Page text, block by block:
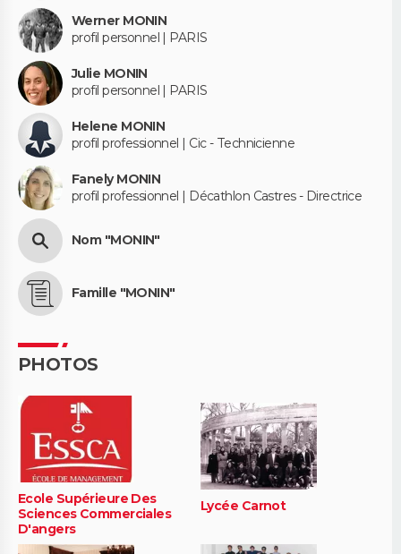
Werner MONIN
profil personnel | PARIS
Julie MONIN
profil personnel | PARIS
Helene MONIN
profil professionnel | Cic - Technicienne
Fanely MONIN
profil professionnel | Décathlon Castres - Directrice
Nom "MONIN"
Famille "MONIN"
PHOTOS
Ecole Supérieure Des
Sciences Commerciales
D'angers
Lycée Carnot